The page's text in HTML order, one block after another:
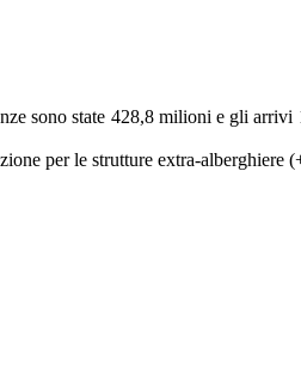
sono state 428,8 milioni e gli
per le strutture extra-alberghiere